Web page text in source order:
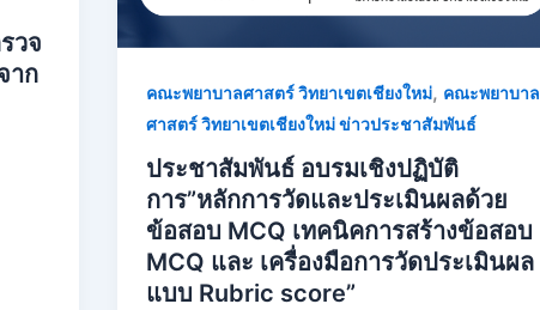
วจ
าก
คณะพยาบาลศาสตร์ วิทยาเขตเชียงใหม่, คณะพยาบาล
ศาสตร์ วิทยาเขตเชียงใหม่ ข่าวประชาสัมพันธ์
ประชาสัมพันธ์ อบรมเชิงปฏิบัติ
การ”หลักการวัดและประเมินผลด้วย
ข้อสอบ MCQ เทคนิคการสร้างข้อสอบ
MCQ และ เครื่องมือการวัดประเมินผล
แบบ Rubric score”